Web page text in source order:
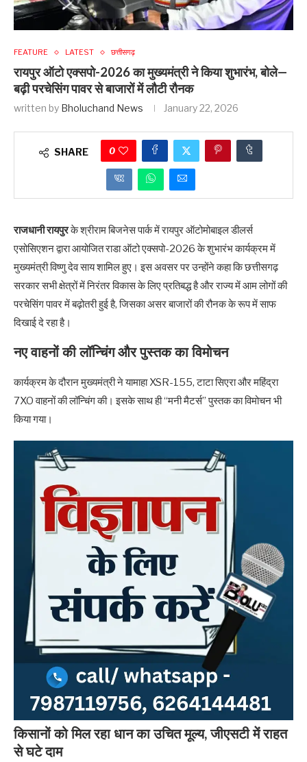
FEATURE LATEST छत्तीसगढ़
रायपुर ऑटो एक्सपो-2026 का मुख्यमंत्री ने किया शुभारंभ, बोले—
बढ़ी परचेसिंग पावर से बाजारों में लौटी रौनक
written by Bholuchand News January 22, 2026
SHARE 0
राजधानी रायपुरके श्रीराम बिजनेस पार्क में रायपुर ऑटोमोबाइल डीलर्स
एसोसिएशन द्वारा आयोजित राडा ऑटो एक्सपो-2026 के शुभारंभ कार्यक्रम में
मुख्यमंत्री विष्णु देव साय शामिल हुए। इस अवसर पर उन्होंने कहा कि छत्तीसगढ़
सरकार सभी क्षेत्रों में निरंतर विकास के लिए प्रतिबद्ध है और राज्य में आम लोगों की
परचेसिंग पावर में बढ़ोतरी हुई है, जिसका असर बाजारों की रौनक के रूप में साफ
दिखाई दे रहा है।
नए वाहनों की लॉन्चिंग और पुस्तक का विमोचन
कार्यक्रम के दौरान मुख्यमंत्री ने यामाहा XSR-155, टाटा सिएरा और महिंद्रा
7XO वाहनों की लॉन्चिंग की। इसके साथ ही “मनी मैटर्स” पुस्तक का विमोचन भी
किया गया।
किसानों को मिल रहा धान का उचित मूल्य, जीएसटी में राहत
से घटे दाम